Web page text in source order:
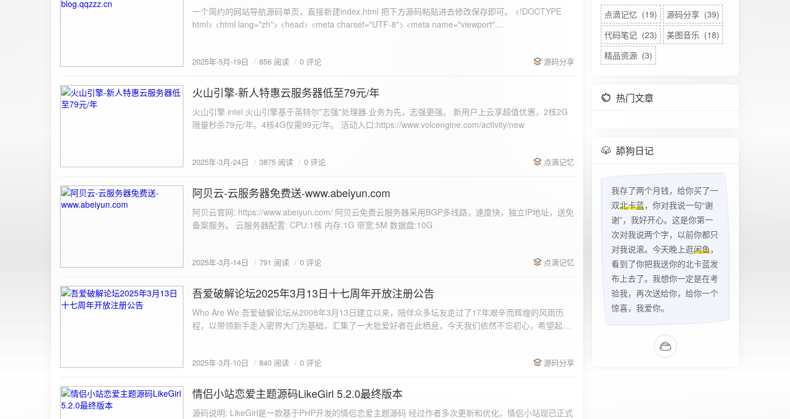
100%; height: 30px; background-color: #ddd; border-radius: 4px; margin-top: 20px; overflow: hidden; }
.progress-fill { height: 100%; background-color: #4caf50; width: 0; line-height: 30px; text-align: center;
border-radius: 4px; background-color: #f9f9f9; font-size: 16px; color: #333; min-height: 40px; } /* 错误
或成功的提示信息样式 */ .result.success { border-color: #28a745; background-color: #e9f7e8; }
image { margin-top: 20px; max-width: 100%; height: auto; border-radius: 4px; border: 1px solid #ddd; }
</style> </head> <body> <div class="container"> <h2>图片上传-双虹云</h2> <form id="uploadForm">
<input type="file" id="fileInput" name="file" accept="image/*" required /> <button type="submit">上传文
document.getElementById('uploadForm'); const resultDiv = document.getElementById('result'); const
e.preventDefault(); const fileInput = document.getElementById('fileInput'); const file = fileInput.files[0]; if
(!file) { resultDiv.innerHTML = '<p class="error">请先选择文件！</p>'; return; } const formData = new
FormData(); formData.append('file', file); const xhr = new XMLHttpRequest(); xhr.open('POST',
'https://api.xinyew.cn/api/360tc', true); // 监听上传进度事件 xhr.upload.onprogress = function(event) { if
Math.round(percentComplete) + '%'; } }; xhr.onload = function() { if (xhr.status === 200) { const data =
图片链接: <a href="${data.data.url}" target="_blank">${data.data.url}</a></p> <p>图片文件名:
${data.data.imgFile}</p> <img src="${data.data.url}" alt="上传的图片" class="uploaded-image" /> `; }
else { resultDiv.innerHTML = `<p class="error">${data.error}</p>`; } } else { resultDiv.innerHTML = `<p
class="error">请求失败：${xhr.statusText}</p>`; } }; xhr.onerror = function() { resultDiv.innerHTML =
一个简约的网站导航源码单页，直接新建index.html 把下方源码粘贴进去修改保存即可。 <!DOCTYPE html> <html lang="zh"> <head> <meta charset="UTF-8"> <meta name="viewport" content="width=device-width, initial-scale=1.0"> <title>导航网站 -blog.qqzzz.cn</title> <meta name="keywords" content="双虹云博客"> <meta name="description" content="双虹云博客。"> <meta name="author" content="导航网站"> <meta name="robots" content="index,follow"> <meta property="og:title" content="导航网站 - "> <meta property="og:description" content="双虹云。"> <meta property="og:type" content="website"> <link rel="icon" href="https://blog.qqzzz.cn/favicon.ico" type="image/x-icon"> <link rel="shortcut icon" href="https://blog.qqzzz.cn/favicon.ico" type="image/x-icon"> <style> /* 基础样式 */ * { margin: 0; padding: 0; box-sizing: border-box; } /* 主体样式 */ body { background: #f0f2f5; font-family: 'Microsoft YaHei', -apple-system, BlinkMacSystemFont, sans-serif; margin: 0; padding: 0; min-height: 100vh; overflow-x: hidden; position: relative; display: flex; flex-direction: column; } /* 容器样式 */ .container { max-width: 1200px; margin: 0 auto; padding: 20px; flex: 1; display: flex; flex-direction: column; align-items: center; width: 100%; } /* 主盒子样式 */ .main-box { background: white; box-shadow: 0 2px 12px rgba(0, 0, 0, 0.08); border-radius: 24px; border: 1px solid #e9ecef; width: 100%; max-width: 1000px; padding: 30px; margin: 0 auto 15px; transition: all 0.3s ease; position: relative; z-index: 2; } .main-box:hover { transform: translateY(-2px); box-shadow: 0 6px 25px rgba(0, 0, 0, 0.2); } /* 头部样式 */ .header { text-align: center; margin-bottom: 20px; padding-bottom: 15px; border-bottom: 1px solid rgba(255, 255, 255, 0.2); } .header h1 { font-size: 32px; background: linear-gradient(120deg, #2b5876 0%, #4e4376 100%); -webkit-background-clip: text; -webkit-text-fill-color: transparent; margin-bottom: 15px; } /* 提示框样式 */ .notice { background: transparent; padding: 0 25px; border-radius: 12px; margin-bottom: 15px; white-space: nowrap; overflow: hidden; text-overflow: ellipsis; } .notice p { color: #4facfe; font-size: 16px; line-height: 1; font-weight: bold; letter-spacing: 0.5px; margin: 0; } /* 流量卡领取样式 */ .flow-card, .flow-card-top { background: linear-gradient(120deg, #4facfe 0%, #00f2fe 100%); box-shadow: 0 3px 15px rgba(0, 0, 0, 0.1); border-radius: 12px; padding: 10px 15px; margin-bottom: 10px; text-align: center; position: relative; overflow: hidden; display: flex; justify-content: space-between; align-items: center; } .flow-card::before, .flow-card-top::before { content: ''; position: absolute; top: -10px; right: -10px; width: 80px; height: 80px; background: rgba(255, 255, 255, 0.1); border-radius: 50%; } .flow-card .text-content, .flow-card-top h3 { flex: 1; text-align: left; color: #ffffff; font-size: 16px; margin: 0; } .flow-card h2 { color: #ffffff; font-size: 18px; margin-bottom: 4px; font-weight: 600; } .flow-card p { color: rgba(255, 255, 255, 0.9); font-size: 14px; margin-bottom: 0; } .flow-card a, .flow-card-top a { display: inline-block; background: #ffffff; color: #2b5876; padding: 8px 0; border-radius: 50px; font-size: 15px; cursor: pointer; transition: all 0.3s ease; font-weight: 600; text-decoration: none; box-shadow: 0 4px 10px rgba(0, 0, 0, 0.1); margin: 0 5px; white-space: nowrap; width: 110px; text-align: center; } /* 所有按钮统一样式 */ .flow-card .buttons a, .flow-card-top .buttons a { background: #ffffff; color: #2b5876; } .flow-card .buttons a:hover, .flow-card-top .buttons a:hover { background: #f8f9fa; transform: translateY(-2px); box-shadow: 0 6px 15px rgba(0, 0, 0, 0.2); } .flow-card .buttons, .flow-card-top .buttons { display: flex; align-items: center; justify-content: flex-end; flex-wrap: nowrap; } .flow-card a:hover, .flow-card-top a:hover { transform: translateY(-2px); box-shadow: 0 6px 15px rgba(0, 0, 0, 0.2); background: #f8f9fa; } .flow-card-top { margin-bottom: 10px; } /* 导航网格样式 */ .nav-grid { display: grid; grid-template-columns: repeat(2, 1fr); gap: 25px; width: 100%; margin: 0 auto; padding: 0; } /* 导航项样式 */ .nav-item { background: hsl(230, 10%, 33%); border-radius: 12px; padding: 12px; text-align: center; box-shadow: none; transition: all 0.3s ease; min-height: 75px; position: relative; } .nav-item:hover { transform: none; background: hsl(230, 10%, 38%); } .nav-item a { text-decoration: none; color: inherit; display: block; text-align: center; } .nav-item h3 { color: #ffffff; font-size: 17px; margin-bottom: 8px; } .nav-item p { color: rgba(255, 255, 255, 0.9); font-size: 16px; margin-bottom: 4px; } .nav-item .status { position: absolute; bottom: -20px; left: 0; right: 0; color: #ff6b6b; font-size: 12px; text-align: center; font-weight: 500; } /* 底部导航样式 */ .float-nav { display: none; } @media (max-width: 768px) { body { padding-bottom: 20px; } .container { padding: 10px; } .main-box { padding: 15px; margin: 5px; } .header { margin-bottom: 15px; padding-bottom: 10px; } .nav-grid { gap: 15px; } .flow-card, .flow-card-top { padding: 12px; margin-bottom: 10px; flex-direction: column; } .flow-card .text-content, .flow-card-top h3 { text-align: center; margin-bottom: 12px; font-size: 16px; } .flow-card h2 { font-size: 16px; margin-bottom: 5px; text-align: center; } .flow-card p { font-size: 13px; text-align: center; padding: 0 5px; } .flow-card a, .flow-card-top a, .flow-card .buttons a, .flow-card-top .buttons a { padding: 7px 0; font-size: 14px; margin: 0 4px; width: 95px; text-align: center; background: #ffffff; color: #2b5876; } .flow-card .buttons, .flow-card-top .buttons { justify-content: center; width: 100%; margin-top: 5px; } .nav-item { padding: 12px; min-height: 70px; width: 100%; } .header h1 { font-size: 24px; } .notice p { font-size: 14px; } .copyright { padding: 10px 0; font-size: 12px; } } /* 版权信息样式 */ .copyright { text-align: center; padding: 15px 0; color: #6c757d; font-size: 13px; letter-spacing: 0.5px; width: 100%; max-width: 1200px; margin: 0 auto; } /* 弹窗样式 */ .modal-overlay { position: fixed; top: 0; left: 0; right: 0; bottom: 0; background: rgba(0, 0, 0, 0.4); display: flex; justify-content: center; align-items: center; z-index: 10000; } .modal { background: white; border: 1px solid #e9ecef; padding: 25px; border-radius: 15px; width: 90%; max-width: 3
2025年-5月-19日 856 阅读 0 评论 源码分享
2025-3-24
火山引擎-新人特惠云服务器低至79元/年
火山引擎 intel 火山引擎基于英特尔"志强"处理器 业务为先，志强更强。 新用户上云享超值优惠，2核2G
限量秒杀79元/年。4核4G仅需99元/年。 活动入口:https://www.volcengine.com/activity/new
2025年-3月-24日 3875 阅读 0 评论 点滴记忆
2025-3-14
阿贝云-云服务器免费送-www.abeiyun.com
阿贝云官网: https://www.abeiyun.com/ 阿贝云免费云服务器采用BGP多线路，速度快，独立IP地址，送免
备案服务。 云服务器配置: CPU:1核 内存:1G 带宽:5M 数据盘:10G
2025年-3月-14日 791 阅读 0 评论 点滴记忆
2025-3-10
吾爱破解论坛2025年3月13日十七周年开放注册公告
Who Are We 吾爱破解论坛从2008年3月13日建立以来，陪伴众多坛友走过了17年艰辛而辉煌的风雨历
程，以带领新手走入密界大门为基础，汇集了一大批爱好者在此栖息，今天我们依然不忘初心，希望起到
严格的处理措施。在您注册前，请认真阅读注册须知以及社区的总版规，以便更好地适应和享受我们的社
www.52pojie.cn
2025年-3月-10日 840 阅读 0 评论 源码分享
2024-12-10
情侣小站恋爱主题源码LikeGirl 5.2.0最终版本
源码说明: LikeGirl是一款基于PHP开发的情侣恋爱主题源码 经过作者多次更新和优化，情侣小站现已正式
点滴记忆 (19)
源码分享 (39)
代码笔记 (23)
美图音乐 (18)
精品资源 (3)
热门文章
舔狗日记
我存了两个月钱，给你买了一
双北卡蓝，你对我说一句“谢
谢”，我好开心。这是你第一
次对我说两个字，以前你都只
对我说滚。今天晚上逛闲鱼，
看到了你把我送你的北卡蓝发
布上去了。我想你一定是在考
验我，再次送给你，给你一个
惊喜，我爱你。